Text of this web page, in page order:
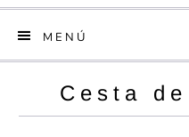
MENÚ
Cesta